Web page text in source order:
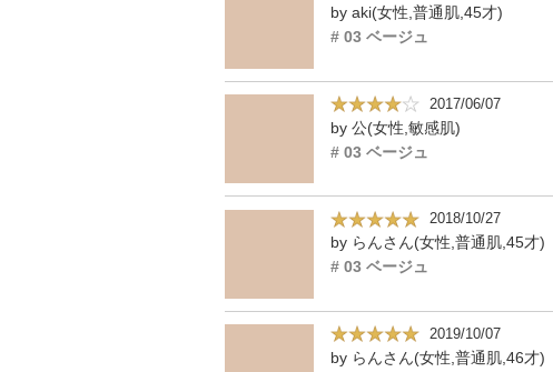
by aki(女性,普通肌,45才)
# 03 ベージュ
2017/06/07
by 公(女性,敏感肌)
# 03 ベージュ
2018/10/27
by らんさん(女性,普通肌,45才)
# 03 ベージュ
2019/10/07
by らんさん(女性,普通肌,46才)